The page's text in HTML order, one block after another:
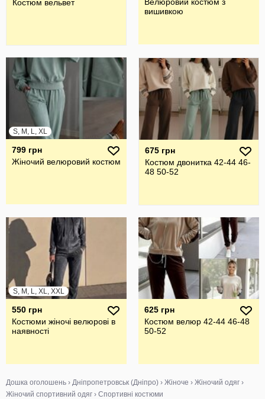
Костюм вельвет
вишивкою
S, M, L, XL
799 грн
Жіночий велюровий костюм
675 грн
Костюм двонитка 42-44 46-
48 50-52
S, M, L, XL, XXL
550 грн
Костюми жіночі велюрові в
наявності
625 грн
Костюм велюр 42-44 46-48
50-52
Дошка оголошень › Дніпропетровськ (Дніпро) › Жіноче › Жіночий одяг ›
Жіночий спортивний одяг › Спортивні костюми